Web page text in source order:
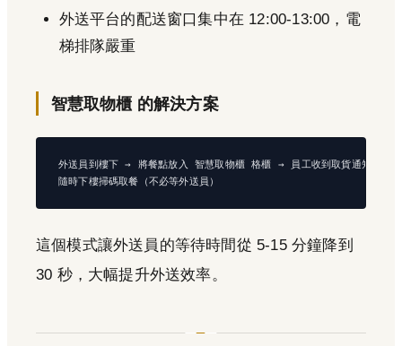
外送平台的配送窗口集中在 12:00-13:00，電
梯排隊嚴重
智慧取物櫃 的解決方案
外送員到樓下 → 將餐點放入 智慧取物櫃 格櫃 → 員工收到取貨通知 →
這個模式讓外送員的等待時間從 5-15 分鐘降到
30 秒，大幅提升外送效率。